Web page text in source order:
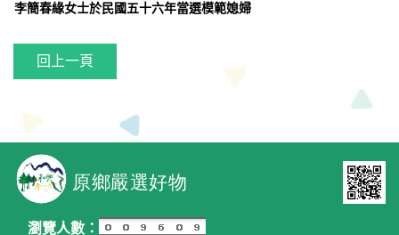
李簡春緣女士於民國五十六年當選模範媳婦
回上一頁
瀏覽人數：